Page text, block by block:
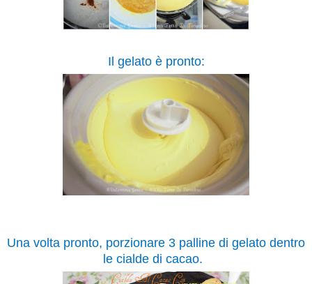
Il gelato è pronto:
Una volta pronto, porzionare 3 palline di gelato dentro
le cialde di cacao.